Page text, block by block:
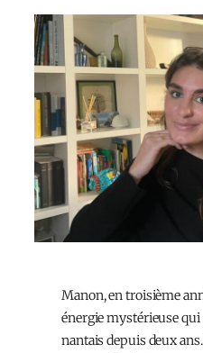
Manon, en troisième
énergie mystérieuse qui
nantais depuis deux